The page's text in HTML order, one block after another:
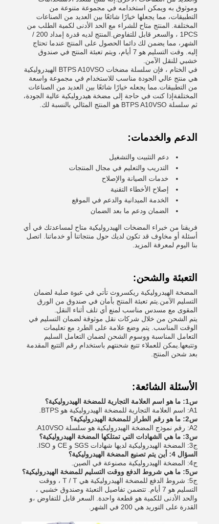
وموثوق به ويمكن استخدامه في مجموعة متنوعة من
التطبيقات، مما يجعلها خيارًا شائعًا بين العديد من الصناعات
المختلفة. المنتج متاح للشراء مع الحد الأدنى لكمية الطلب من
1PCS ، والسعر قابل للتفاوض.المنتج لديه قدرة إمداد 200 /
الشهر، مما يضمن لك دائما الحصول على المنتج عندما تحتاج
إليه. وقت التسليم هو 7 أيام، ويتم تعبئة المنتج في صندوق
خشبي للنقل الآمن.
في الختام ، فإن سلسلة مضخات BTPS A10VSO الهيدروليكية
هي منتج عالي الجودة مناسب للاستخدام في مجموعة واسعة
من التطبيقات.مما يجعله خيارًا شائعًا بين العديد من الصناعات
المختلفةإذا كنت في حاجة إلى مضخة هيدروليكية عالية الجودة،
ثم سلسلة BTPS A10VSO هو المنتج المثالي بالنسبة لك.
الدعم والخدمات:
دعم التثبيت والتشغيل
التدريب والتعليم في مجال المنتجات
خدمات الصيانة والإصلاح
إصلاح الأخطاء التقنية
الخدمة الميدانية والدعم في الموقع
الضمان ودعم ما بعد الضمان
فريقنا من خبراء المضخات الهيدروليكية متاح لمساعدتك في أي
أسئلة أو مخاوف قد تكون لديك حول منتجاتنا أو خدماتنا. اتصل
بنا اليوم لمعرفة المزيد.
التعبئة والشحن:
المضخة الهيدروليكية ريكسروث تأتي في عبوة صلبة لضمان
التسليم الآمن.يتم تعبئة المنتج بأمان في صندوق من الورق
المقوى مع مسدس مناسب لمنع أي تلف أثناء النقل.
يتم الشحن من خلال شركات نقل موثوقة لضمان التسليم في
الوقت المناسب. يتم وضع علامة على الطرد مع تعليمات
التعامل المناسبة ووسوم الشحن لضمان التعامل السليم
وتتبعها.يمكن للعملاء تتبع شحنتهم باستخدام رقم التتبع المقدمة
بعد شحن المنتج.
الأسئلة الشائعة:
س1: ما هو اسم العلامة التجارية للمضخة الهيدروليكية؟
A1: اسم العلامة التجارية للمضخة الهيدروليكية هو BTPS.
س2: ما هو رقم الطراز للمضخة الهيدروليكية؟
A2: رقم نموذج المضخة الهيدروليكية هو سلسلة A10VSO.
س3: ما هي الشهادات التي تمتلكها المضخة الهيدروليكية؟
ج3: المضخة الهيدروليكية لديها شهادات SGS و CE و ISO.
السؤال 4: أين يتم تصنيع المضخة الهيدروليكية؟
ج4: المضخة الهيدروليكية مصنوعة في الصين.
س5: ما هي شروط الدفع ووقت التسليم للمضخة الهيدروليكية؟
ج5: شروط الدفع للمضخة الهيدروليكية هي T / T ، ووقت
التسليم هو 7 أيام. تتضمن تفاصيل التعبئة وصندوق خشبي ،
والحد الأدنى للكمية هو قطعة واحدة. السعر قابل للتفاوض ،و
القدرة على التوريد هي 200 في الشهر.